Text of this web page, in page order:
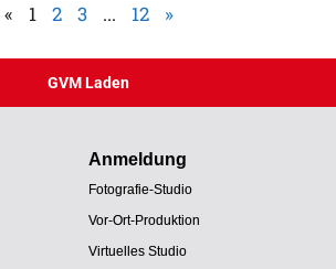
« 1 2 3 ... 12 »
GVM Laden
Anmeldung
Fotografie-Studio
Vor-Ort-Produktion
Virtuelles Studio